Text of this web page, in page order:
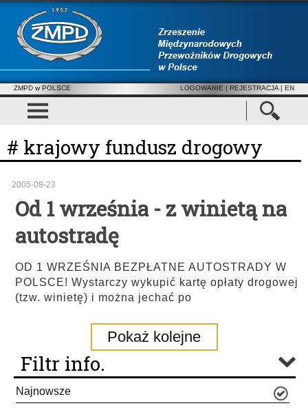
ZMPD w POLSCE LOGOWANIE | REJESTRACJA | EN
# krajowy fundusz drogowy
2005-08-23
Od 1 września - z winietą na
autostradę
OD 1 WRZEŚNIA BEZPŁATNE AUTOSTRADY W
POLSCE! Wystarczy wykupić kartę opłaty drogowej
(tzw. winietę) i można jechać po
Pokaż kolejne
Filtr info.
Najnowsze